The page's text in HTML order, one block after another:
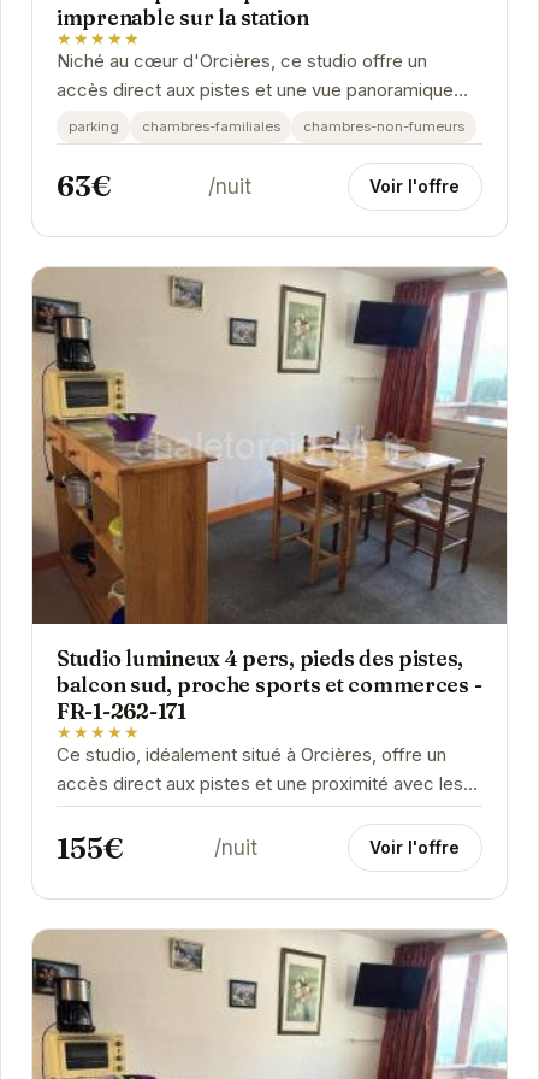
imprenable sur la station
★★★★★
Niché au cœur d'Orcières, ce studio offre un
accès direct aux pistes et une vue panoramique
sur les montagnes. Idéal pour les couples ou les...
parking chambres-familiales chambres-non-fumeurs
63€ /nuit Voir l'offre
Studio lumineux 4 pers, pieds des pistes,
balcon sud, proche sports et commerces -
FR-1-262-171
★★★★★
Ce studio, idéalement situé à Orcières, offre un
accès direct aux pistes et une proximité avec les
commerces et activités sportives. Son...
155€ /nuit Voir l'offre